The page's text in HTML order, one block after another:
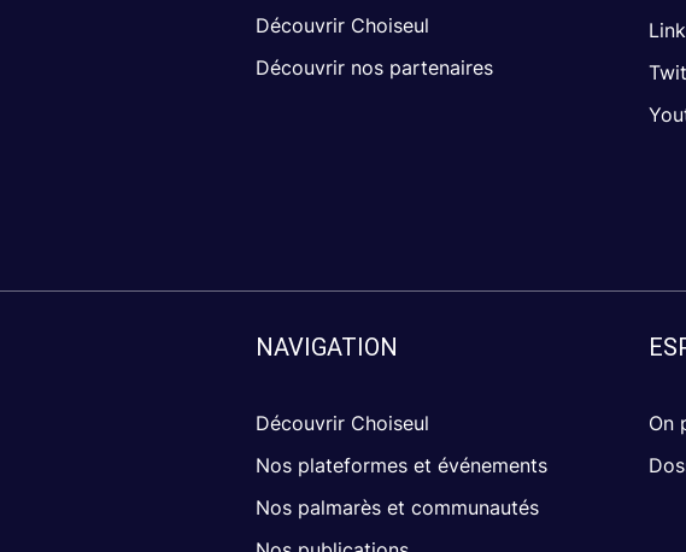
Découvrir Choiseul
Découvrir nos partenaires
NAVIGATION
Découvrir Choiseul
Nos plateformes et événements
Nos palmarès et communautés
On